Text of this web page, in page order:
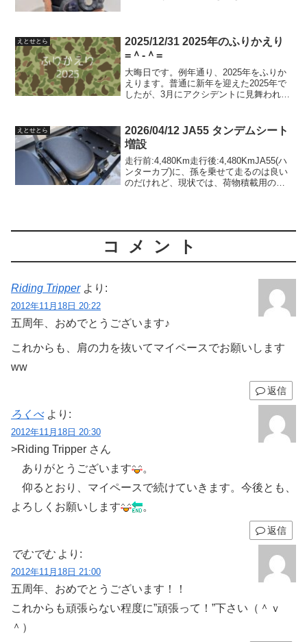
が…）本年は...
えとせとら
2025/12/31 2025年のふりかえり
=＾-＾=
大晦日です。例年通り、2025年をふりか
えります。普通に新年を迎えた2025年で
したが、3月にアクシデントに見舞われま
から完全年金生活になりました。めげて
いても仕方...
えとせとら
2026/04/12 JA55 タンデムシート
増設
走行前:4,480Km走行後:4,480KmJA55(ハ
ンターカブ)に、孫を乗せて走るのは良い
のだけれど、現状では、荷物積載用の鉄
コメント
Riding Tripper より:
2012年11月18日 20:22
五周年、おめでとうございます♪
これからも、肩の力を抜いてマイペースでお願いします
ww
返信
ろくべ より:
2012年11月18日 20:30
>Riding Tripper さん
ありがとうございます
。
仰るとおり、マイペースで続けていきます。今後とも、
よろしくお願いします
。
返信
でむでむ より:
2012年11月18日 21:00
五周年、おめでとうございます！！
これからも頑張らない程度に”頑張って！”下さい（＾ｖ
＾）